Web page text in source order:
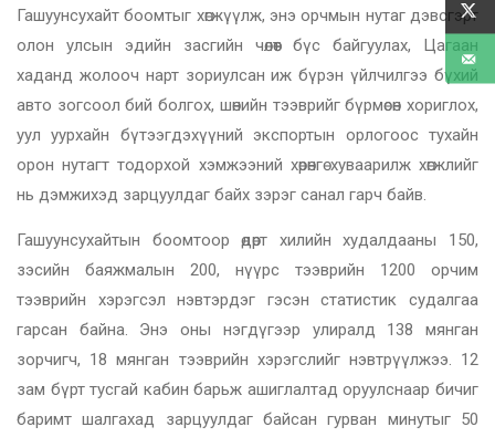
Гашуунсухайт боомтыг хөгжүүлж, энэ орчмын нутаг дэвсгэрт
олон улсын эдийн засгийн чөлөөт бүс байгуулах, Цагаан
хаданд жолооч нарт зориулсан иж бүрэн үйлчилгээ бүхий
авто зогсоол бий болгох, шөнийн тээврийг бүрмөсөн хориглох,
уул уурхайн бүтээгдэхүүний экспортын орлогоос тухайн
орон нутагт тодорхой хэмжээний хөрөнгө хуваарилж хөгжлийг
нь дэмжихэд зарцуулдаг байх зэрэг санал гарч байв.
Гашуунсухайтын боомтоор өдөрт хилийн худалдааны 150,
зэсийн баяжмалын 200, нүүрс тээврийн 1200 орчим
тээврийн хэрэгсэл нэвтэрдэг гэсэн статистик судалгаа
гарсан байна. Энэ оны нэгдүгээр улиралд 138 мянган
зорчигч, 18 мянган тээврийн хэрэгслийг нэвтрүүлжээ. 12
зам бүрт тусгай кабин барьж ашиглалтад оруулснаар бичиг
баримт шалгахад зарцуулдаг байсан гурван минутыг 50